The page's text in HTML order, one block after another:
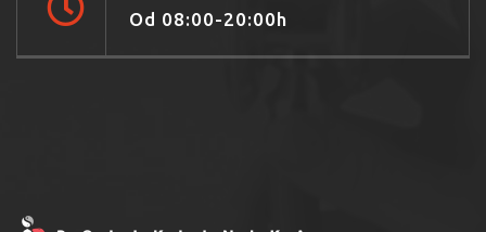
Od 08:00-20:00h